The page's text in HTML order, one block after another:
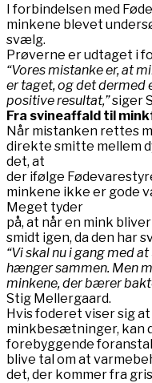
I forbindelsen med
minkene blevet
svælg.
Prøverne er udtaget i
“Vores mistanke er, at
er taget, og det dermed
positive resultat,”siger
Fra svineaffald til
Når mistanken rettes
direkte smitte mellem
det, at
der ifølge
minkene ikke er gode
Meget tyder
på, at når en mink
smidt igen, da den har
“Vi skal nu i gang med
hænger sammen. Men
minkene, der bærer
Stig Mellergaard.
Hvis foderet viser sig
minkbesætninger, kan
forebyggende
blive tal om at
det, der kommer fra